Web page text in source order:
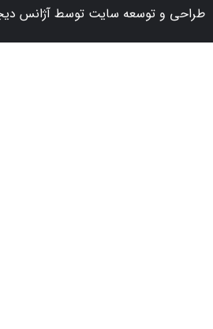
سایت توسط آژانس دیجیتال